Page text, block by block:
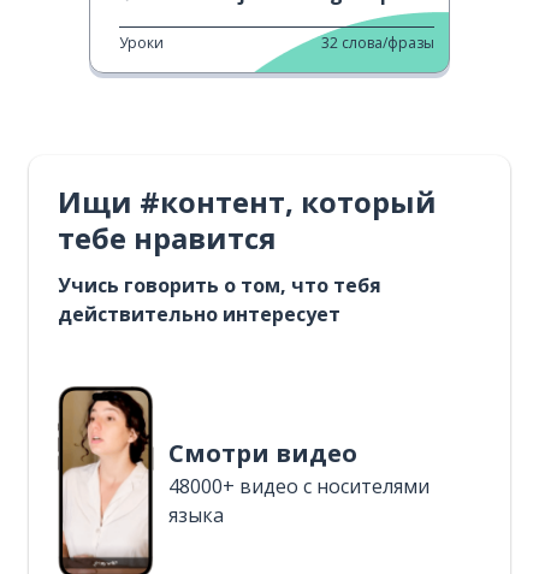
Уроки 32 слова/фразы
Ищи #контент, который
тебе нравится
Учись говорить о том, что тебя
действительно интересует
Смотри видео
48000+ видео с носителями
языка